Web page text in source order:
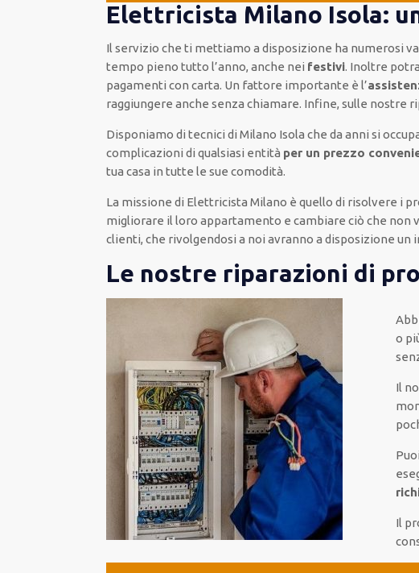
Elettricista Milano Isola:
Il servizio che ti mettiamo a disposizione ha numerosi
tempo pieno tutto l’anno, anche nei festivi. Inoltre
pagamenticon carta. Un fattore importante è l’
raggiungere anche senza chiamare. Infine,sulle nostre
Disponiamo ditecnici di Milano Isola che da anni si
complicazioni di qualsiasi entità per un prezzo
tua casa in tutte le sue comodità.
La missione di Elettricista Milano è quello di risolvere i
migliorare il loro appartamento e cambiare ciò che non
clienti, che rivolgendosi a noi avranno a disposizione
Le nostre riparazioni di
o
Il
Il